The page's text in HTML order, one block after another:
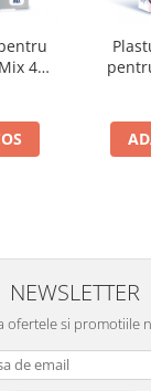
4
Pic
NEWSLETTER
ofertele si promotiile